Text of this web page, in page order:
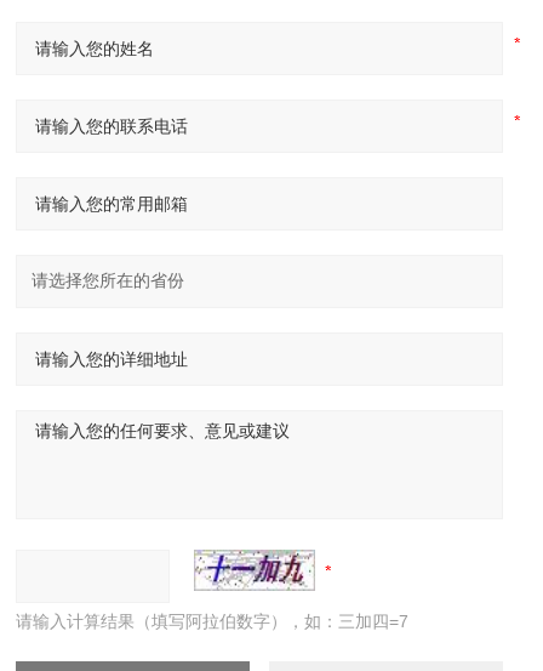
请输入计算结果（填写阿拉伯数字），如：三加四=7